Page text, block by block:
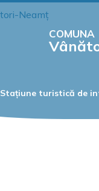
COMUNA
Stațiune turistică de